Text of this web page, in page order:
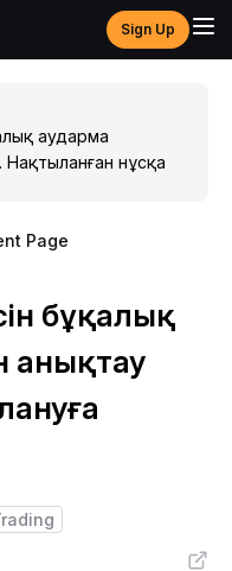
Sign Up
аударма
Нақтыланған нұсқа
Page
бұқалық
анықтау